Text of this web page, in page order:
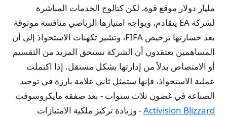
مليار دولار موقع قوة، لكن كتالوج الخدمات المباشرة
لشركة EA يتقادم، ويواجه امتيازها الرياضي منافسة موثوقة
بعد خسارتها ترخيص FIFA، وتشير تكهنات الاستحواذ إلى أن
المساهمين يعتقدون أن الشركة تستحق المزيد من التقسيم
أو الامتصاص بدلاً من إدارتها بشكل مستقل. إذا اكتملت
عملية الاستحواذ، فإنها ستمثل ثاني علامة بارزة في توحيد
الصناعة في غضون ثلاث سنوات - بعد صفقة مايكروسوفت
Activision Blizzard- وزيادة تركيز ملكية الامتيازات